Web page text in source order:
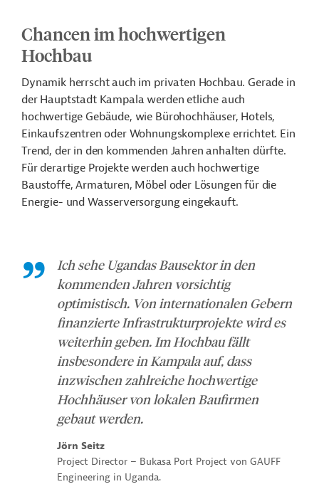
Chancen im hochwertigen
Hochbau
Dynamik herrscht auch im privaten Hochbau. Gerade in
der Hauptstadt Kampala werden etliche auch
hochwertige Gebäude, wie Bürohochhäuser, Hotels,
Einkaufszentren oder Wohnungskomplexe errichtet. Ein
Trend, der in den kommenden Jahren anhalten dürfte.
Für derartige Projekte werden auch hochwertige
Baustoffe, Armaturen, Möbel oder Lösungen für die
Energie- und Wasserversorgung eingekauft.
Ich sehe Ugandas Bausektor in den
kommenden Jahren vorsichtig
optimistisch. Von internationalen Gebern
finanzierte Infrastrukturprojekte wird es
weiterhin geben. Im Hochbau fällt
insbesondere in Kampala auf, dass
inzwischen zahlreiche hochwertige
Hochhäuser von lokalen Baufirmen
gebaut werden.
Jörn Seitz
Project Director – Bukasa Port Project von GAUFF
Engineering in Uganda.